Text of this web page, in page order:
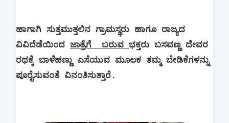
ಹಾಗಾಗಿ ಸುತ್ತಮುತ್ತಲಿನ ಗ್ರಾಮಸ್ಥರು ಹಾಗೂ ರಾಜ್ಯದ
ವಿವಿದೆಡೆಯಿಂದ ಜಾತ್ರೆಗೆ ಬರುವ ಭಕ್ತರು ಬಸವಣ್ಣ ದೇವರ
ರಥಕ್ಕೆ ಬಾಳೆಹಣ್ಣು ಎಸೆಯುವ ಮೂಲಕ ತಮ್ಮ ಬೇಡಿಕೆಗಳನ್ನು
ಪೂರೈಸುವಂತೆ ವಿನಂತಿಸುತ್ತಾರೆ.